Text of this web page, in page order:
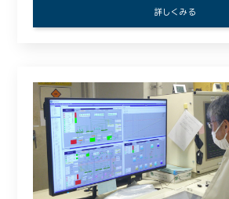
詳しくみる